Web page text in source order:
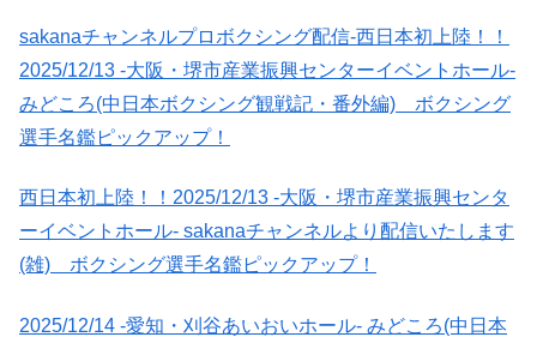
sakanaチャンネルプロボクシング配信-西日本初上陸！！
2025/12/13 -大阪・堺市産業振興センターイベントホール-
みどころ(中日本ボクシング観戦記・番外編) ボクシング
選手名鑑ピックアップ！
西日本初上陸！！2025/12/13 -大阪・堺市産業振興センタ
ーイベントホール- sakanaチャンネルより配信いたします
(雑) ボクシング選手名鑑ピックアップ！
2025/12/14 -愛知・刈谷あいおいホール- みどころ(中日本